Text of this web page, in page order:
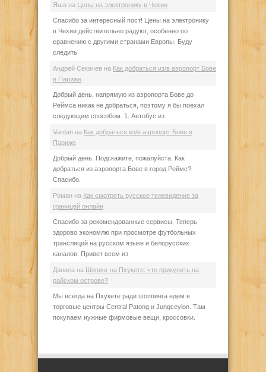
Яша на Цены на электронику в Чехии
Спасибо за интересный пост! Цены на электронику
в Чехии действительно радуют, особенно по
сравнению с другими странами Европы. Буду
следить
Андрей Секачев на Как добраться из/в аэропорт Бове
в Париже
Добрый день, напрямую из аэропорта Бове до
Реймса никак не добраться, поэтому я бы поехал
следующим способом. 1. Автобус из
Vardan на Как добраться из/в аэропорт Бове в
Париже
Добрый день. Подскажите, пожалуйста. Как
добраться из аэропорта Бове в город Реймс?
Спасибо.
Роман на Как смотреть русское телевидение за
границей онлайн
Спасибо за рекомендованные сервисы. Теперь
здорово экономлю при просмотре футбольных
трансляций на русском языке и белорусских
каналов. Привет всем из
Данила на Шопинг на Пхукете: что прикупить на
райском острове?
Мы всегда на Пхукете ради шоппинга едем в
торговые центры Central Patong и Jungceylon. Там
покупаем нужные фирмовые вещи, кроссовки.